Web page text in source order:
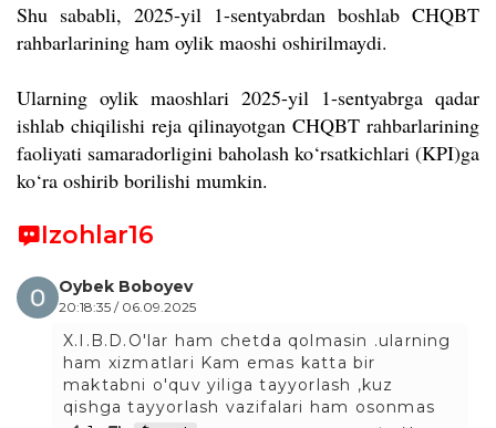
Shu sababli, 2025-yil 1-sentyabrdan boshlab CHQBT
rahbarlarining ham oylik maoshi oshirilmaydi.
Ularning oylik maoshlari 2025-yil 1-sentyabrga qadar
ishlab chiqilishi reja qilinayotgan CHQBT rahbarlarining
faoliyati samaradorligini baholash ko‘rsatkichlari (KPI)ga
ko‘ra oshirib borilishi mumkin.
Izohlar16
Oybek Boboyev
20:18:35 / 06.09.2025
X.I.B.D.O'lar ham chetda qolmasin .ularning
ham xizmatlari Kam emas katta bir
maktabni o'quv yiliga tayyorlash ,kuz
qishga tayyorlash vazifalari ham osonmas